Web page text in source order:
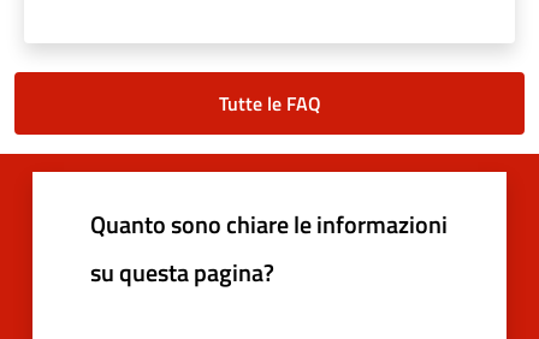
Tutte le FAQ
Quanto sono chiare le informazioni
su questa pagina?